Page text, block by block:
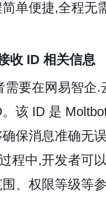
单便捷,全程无
收 ID 相关信息
需要在网易智企.
该 ID 是
保消息准确无
程中,开发者可
、权限等级等